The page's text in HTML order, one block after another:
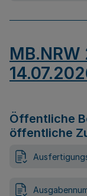
MB.NRW
Öffentliche
öffentliche